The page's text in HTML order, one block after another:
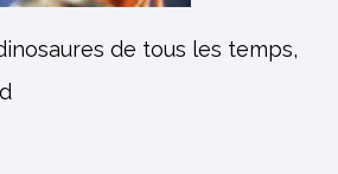
de tous les temps,